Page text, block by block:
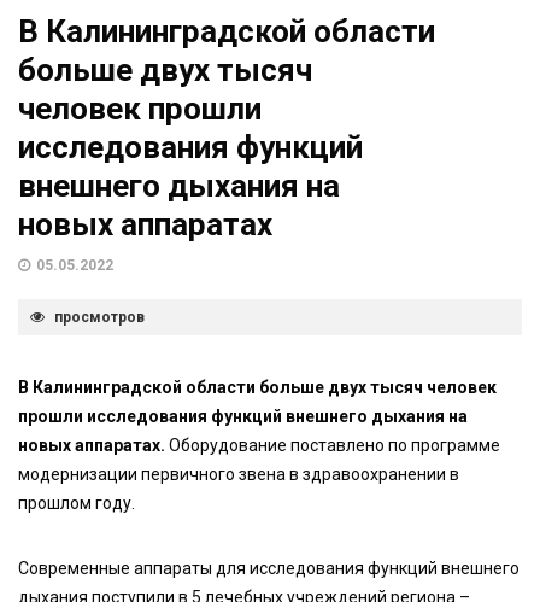
В Калининградской области
больше двух тысяч
человек прошли
исследования функций
внешнего дыхания на
новых аппаратах
05.05.2022
просмотров
В Калининградской области больше двух тысяч человек
прошли исследования функций внешнего дыхания на
новых аппаратах. Оборудование поставлено по программе
модернизации первичного звена в здравоохранении в
прошлом году.
Современные аппараты для исследования функций внешнего
дыхания поступили в 5 лечебных учреждений региона –